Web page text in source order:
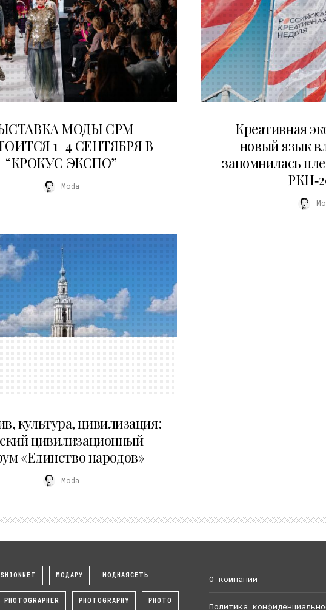
МОДЫ CPM
1–4 СЕНТЯБРЯ В
“КРОКУС ЭКСПО”
Moda
Креативная
новый язык
запомнилась
культура, цивилизация:
цивилизационный
«Единство народов»
Moda
МОДАРУ МОДНАЯСЕТЬ
PHOTOGRAPHER PHOTOGRAPHY PHOTO
О компании
Политика